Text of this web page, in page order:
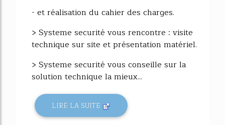
- et réalisation du cahier des charges.
> Systeme securité vous rencontre : visite
technique sur site et présentation matériel.
> Systeme securité vous conseille sur la
solution technique la mieux...
LIRE LA SUITE